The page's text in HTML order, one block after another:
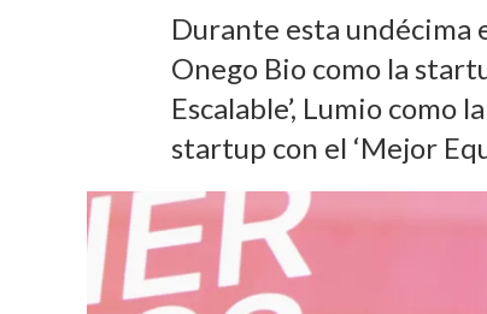
Durante esta undécima
Onego Bio como la
Escalable’, Lumio como
startup con el ‘Mejor